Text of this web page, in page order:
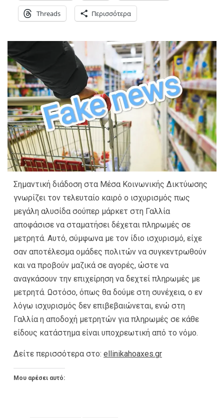
Threads Περισσότερα
Σημαντική διάδοση στα Μέσα Κοινωνικής Δικτύωσης
γνωρίζει τον τελευταίο καιρό ο ισχυρισμός πως
μεγάλη αλυσίδα σούπερ μάρκετ στη Γαλλία
αποφάσισε να σταματήσει δέχεται πληρωμές σε
μετρητά. Αυτό, σύμφωνα με τον ίδιο ισχυρισμό, είχε
σαν αποτέλεσμα ομάδες πολιτών να συγκεντρωθούν
και να προβούν μαζικά σε αγορές, ώστε να
αναγκάσουν την επιχείρηση να δεχτεί πληρωμές με
μετρητά. Ωστόσο, όπως θα δούμε στη συνέχεια, ο εν
λόγω ισχυρισμός δεν επιβεβαιώνεται, ενώ στη
Γαλλία η αποδοχή μετρητών για πληρωμές σε κάθε
είδους κατάστημα είναι υποχρεωτική από το νόμο.
Δείτε περισσότερα στο: ellinikahoaxes.gr
Μου αρέσει αυτό: